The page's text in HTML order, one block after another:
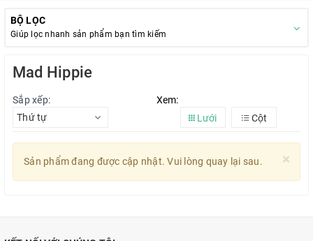
BỘ LỌC
Giúp lọc nhanh sản phẩm bạn tìm kiếm
Mad Hippie
Sắp xếp:
Thứ tự
Xem:
Lưới
Cột
×
Sản phẩm đang được cập nhật. Vui lòng quay lại sau.